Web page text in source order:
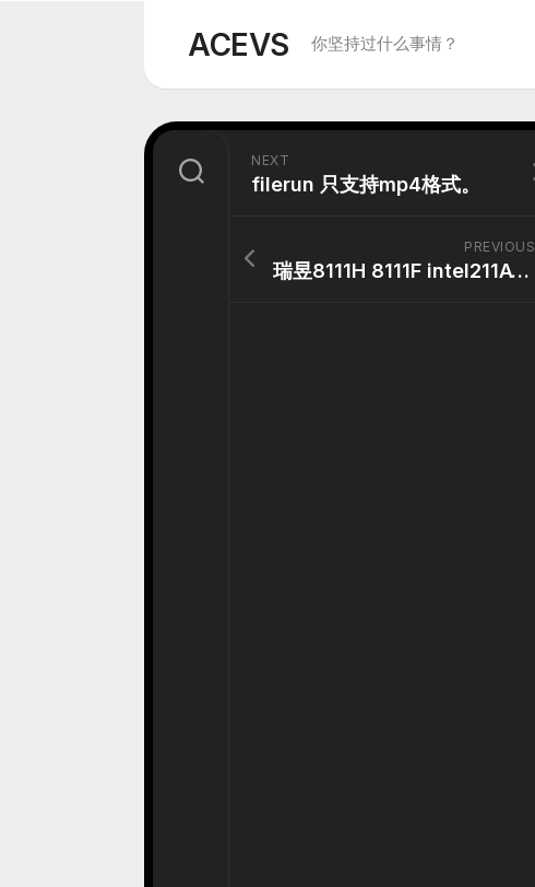
ACEVS 你坚持过什么事情？
NEXT
filerun 只支持mp4格式。
PREVIOUS
瑞昱8111H 8111F intel211AT不完整评测